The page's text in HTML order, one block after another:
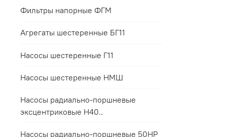
Фильтры напорные ФГМ
Агрегаты шестеренные БГ11
Насосы шестеренные Г11
Насосы шестеренные НМШ
Насосы радиально-поршневые
эксцентриковые Н40..
Насосы радиально-поршневые 50НР